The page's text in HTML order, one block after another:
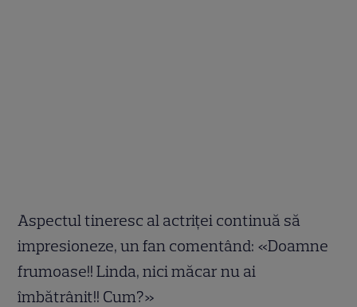
Aspectul tineresc al actriței continuă să
impresioneze, un fan comentând: «Doamne
frumoase!! Linda, nici măcar nu ai
îmbătrânit!! Cum?»